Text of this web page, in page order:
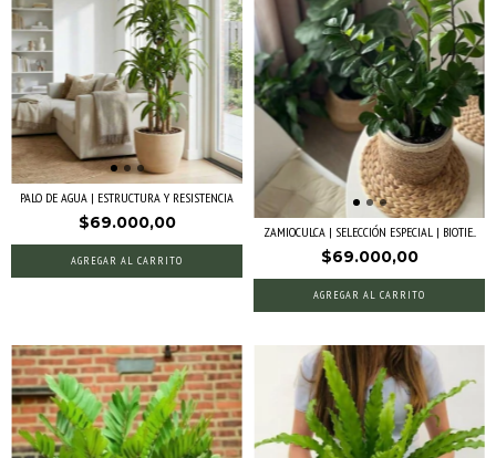
PALO DE AGUA | ESTRUCTURA Y RESISTENCIA
$69.000,00
AGREGAR AL CARRITO
ZAMIOCULCA | SELECCIÓN ESPECIAL | BIOTIE...
$69.000,00